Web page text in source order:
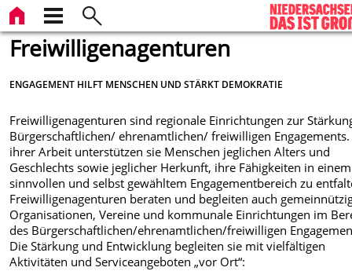
Freiwilligenagenturen
ENGAGEMENT HILFT MENSCHEN UND STÄRKT DEMOKRATIE
Freiwilligenagenturen sind regionale Einrichtungen zur
Bürgerschaftlichen/ ehrenamtlichen/ freiwilligen
ihrer Arbeit unterstützen sie Menschen jeglichen Alters und
Geschlechts sowie jeglicher Herkunft, ihre Fähigkeiten in einem
sinnvollen und selbst gewähltem Engagementbereich zu
Freiwilligenagenturen beraten und begleiten auch
Organisationen, Vereine und kommunale Einrichtungen im
des Bürgerschaftlichen/ehrenamtlichen/freiwilligen
Die Stärkung und Entwicklung begleiten sie mit vielfältigen
Aktivitäten und Serviceangeboten „vor Ort“: